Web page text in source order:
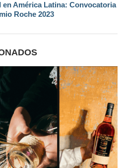
en América Latina: Convocatoria
Roche 2023